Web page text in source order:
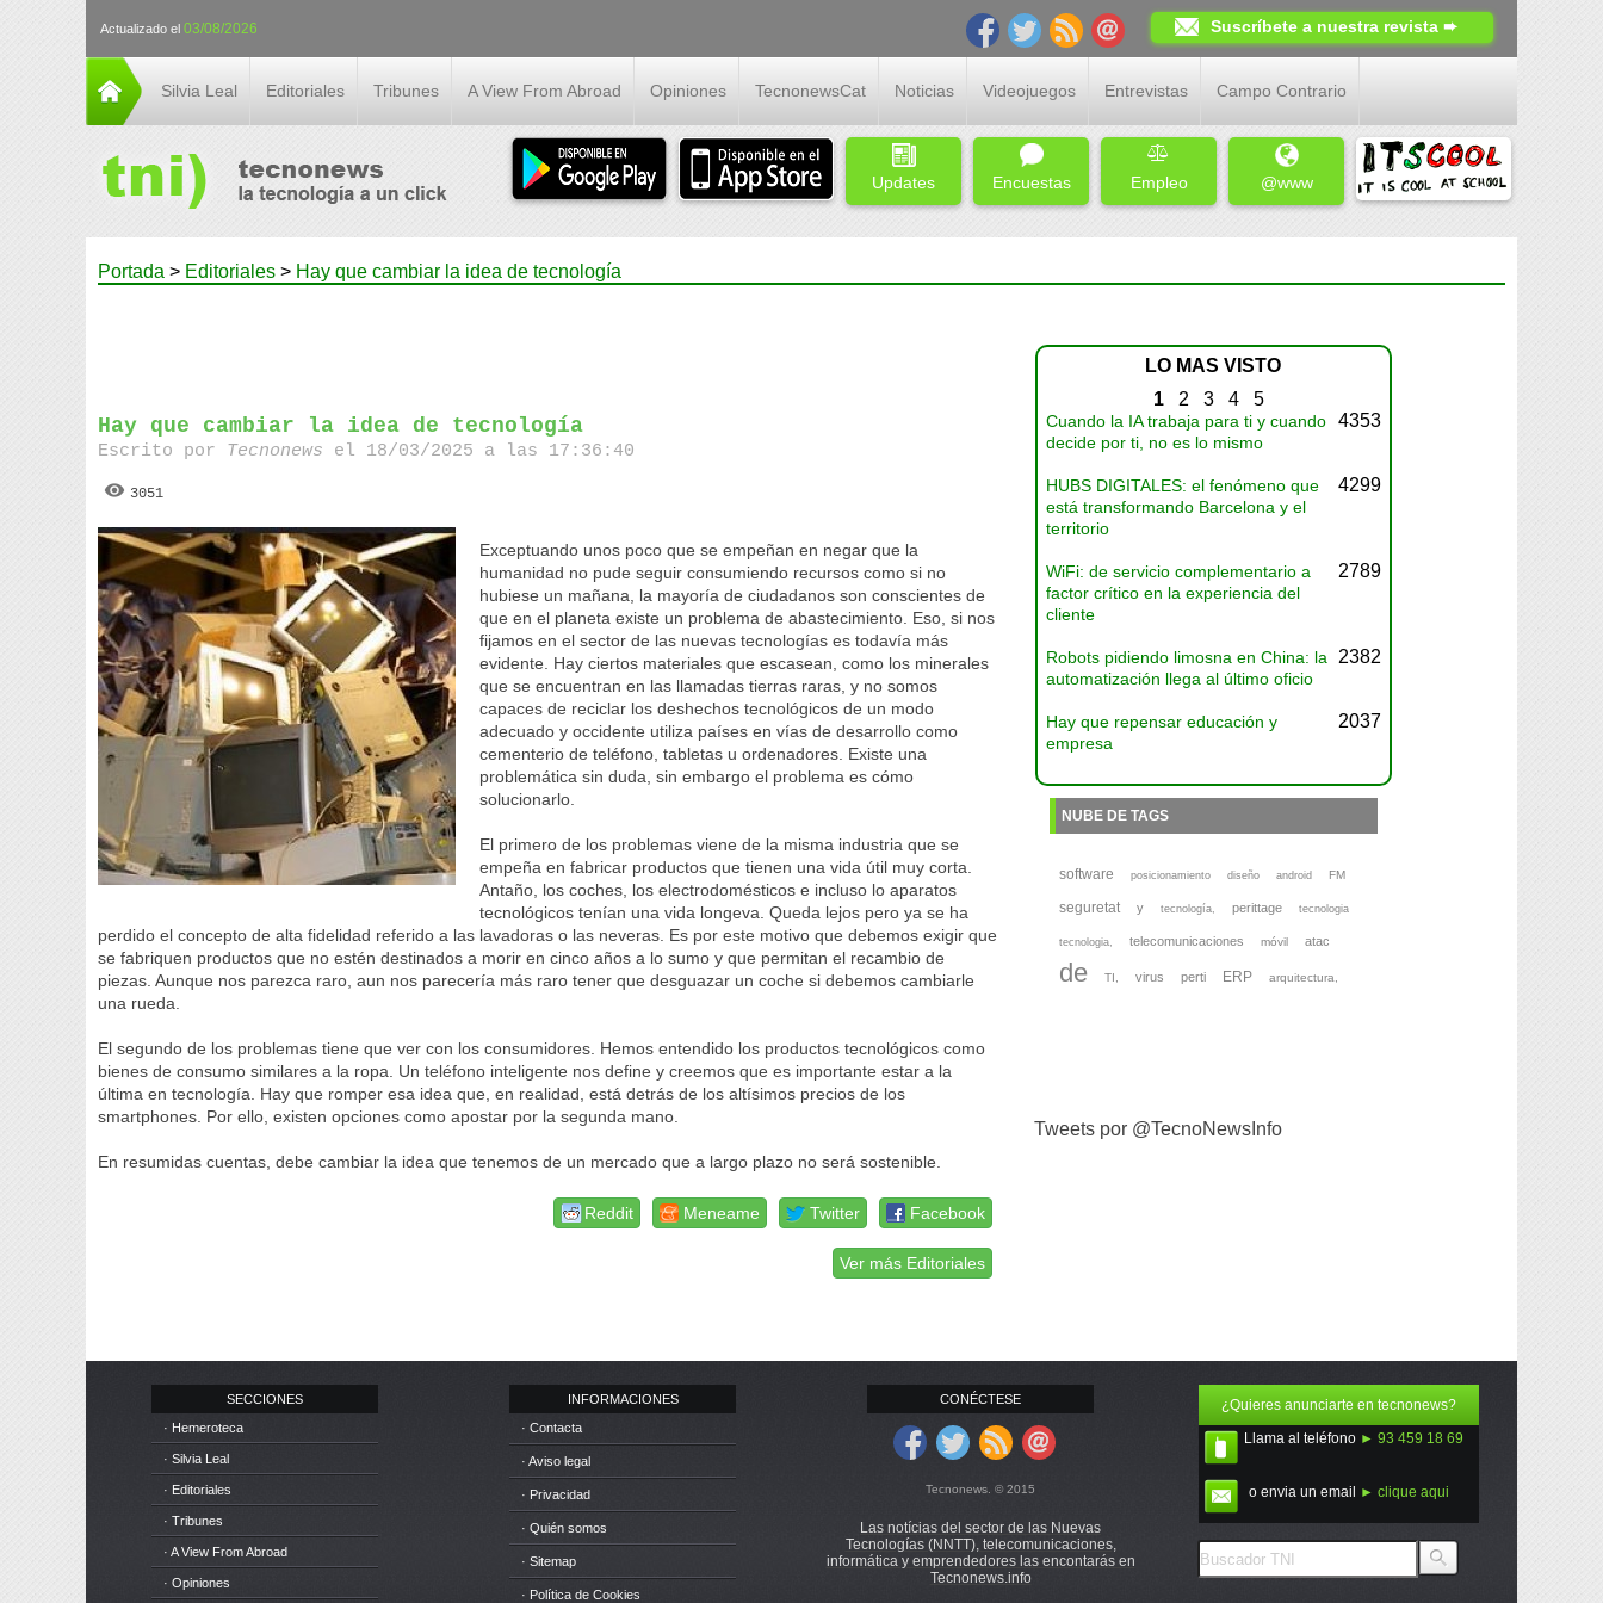
Actualizado el 03/08/2026 Suscríbete a nuestra revista ➨
Silvia Leal Editoriales Tribunes A View From Abroad Opiniones TecnonewsCat Noticias Videojuegos Entrevistas Campo Contrario
Updates Encuestas Empleo @www
Portada > Editoriales > Hay que cambiar la idea de tecnología
Hay que cambiar la idea de tecnología
Escrito por Tecnonews el 18/03/2025 a las 17:36:40
3051
Exceptuando unos poco que se empeñan en negar que la
humanidad no pude seguir consumiendo recursos como si no
hubiese un mañana, la mayoría de ciudadanos son conscientes de
que en el planeta existe un problema de abastecimiento. Eso, si nos
fijamos en el sector de las nuevas tecnologías es todavía más
evidente. Hay ciertos materiales que escasean, como los minerales
que se encuentran en las llamadas tierras raras, y no somos
capaces de reciclar los deshechos tecnológicos de un modo
adecuado y occidente utiliza países en vías de desarrollo como
cementerio de teléfono, tabletas u ordenadores. Existe una
problemática sin duda, sin embargo el problema es cómo
solucionarlo.
El primero de los problemas viene de la misma industria que se
empeña en fabricar productos que tienen una vida útil muy corta.
Antaño, los coches, los electrodomésticos e incluso lo aparatos
tecnológicos tenían una vida longeva. Queda lejos pero ya se ha
perdido el concepto de alta fidelidad referido a las lavadoras o las neveras. Es por este motivo que debemos exigir que
se fabriquen productos que no estén destinados a morir en cinco años a lo sumo y que permitan el recambio de
piezas. Aunque nos parezca raro, aun nos parecería más raro tener que desguazar un coche si debemos cambiarle
una rueda.
El segundo de los problemas tiene que ver con los consumidores. Hemos entendido los productos tecnológicos como
bienes de consumo similares a la ropa. Un teléfono inteligente nos define y creemos que es importante estar a la
última en tecnología. Hay que romper esa idea que, en realidad, está detrás de los altísimos precios de los
smartphones. Por ello, existen opciones como apostar por la segunda mano.
En resumidas cuentas, debe cambiar la idea que tenemos de un mercado que a largo plazo no será sostenible.
Facebook
Twitter
Meneame
Reddit
Ver más Editoriales
LO MAS VISTO
1 2 3 4 5
Cuando la IA trabaja para ti y cuando
decide por ti, no es lo mismo
4353
HUBS DIGITALES: el fenómeno que
está transformando Barcelona y el
territorio
4299
WiFi: de servicio complementario a
factor crítico en la experiencia del
cliente
2789
Robots pidiendo limosna en China: la
automatización llega al último oficio
2382
Hay que repensar educación y
empresa
2037
NUBE DE TAGS
software posicionamiento diseño android FM
seguretat y tecnología, perittage tecnologia
tecnologia, telecomunicaciones móvil atac
de TI, virus perti ERP arquitectura,
Tweets por @TecnoNewsInfo
SECCIONES
· Hemeroteca
· Silvia Leal
· Editoriales
· Tribunes
· A View From Abroad
· Opiniones
INFORMACIONES
· Contacta
· Aviso legal
· Privacidad
· Quién somos
· Sitemap
· Política de Cookies
CONÉCTESE
Tecnonews. © 2015
Las notícias del sector de las Nuevas
Tecnologías (NNTT), telecomunicaciones,
informática y emprendedores las encontarás en
Tecnonews.info
¿Quieres anunciarte en tecnonews?
Llama al teléfono ► 93 459 18 69
o envia un email ► clique aqui